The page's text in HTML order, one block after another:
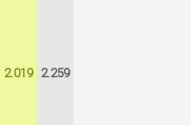
2.019 2.259